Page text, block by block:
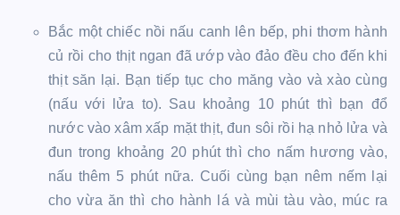
Bắc một chiếc nồi nấu canh lên bếp, phi thơm hành
củ rồi cho thịt ngan đã ướp vào đảo đều cho đến khi
thịt săn lại. Bạn tiếp tục cho măng vào và xào cùng
(nấu với lửa to). Sau khoảng 10 phút thì bạn đổ
nước vào xâm xấp mặt thịt, đun sôi rồi hạ nhỏ lửa và
đun trong khoảng 20 phút thì cho nấm hương vào,
nấu thêm 5 phút nữa. Cuối cùng bạn nêm nếm lại
cho vừa ăn thì cho hành lá và mùi tàu vào, múc ra